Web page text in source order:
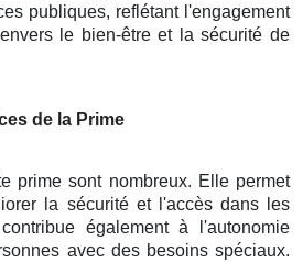
publiques, reflétant l'engagement
le bien-être et la sécurité de
de la Prime
prime sont nombreux. Elle permet
la sécurité et l'accès dans les
également à l'autonomie
avec des besoins spéciaux.